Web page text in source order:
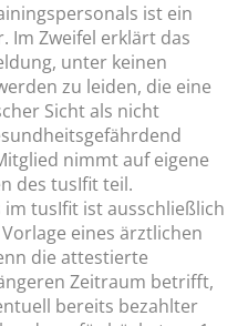
ist ein
Im Zweifel erklärt das
unter keinen
zu leiden, die eine
Sicht als nicht
nimmt auf eigene
des tusIfit teil.
im tusIfit ist ausschließlich
eines ärztlichen
die attestierte
Zeitraum betrifft,
bereits bezahlter